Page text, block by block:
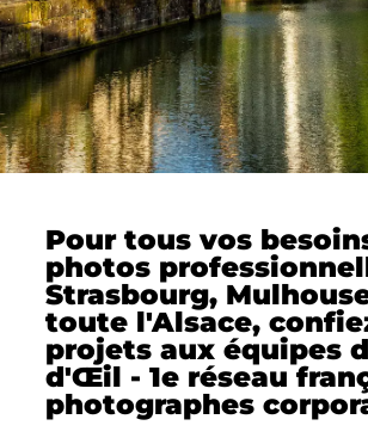
Pour tous vos
photos
Strasbourg,
toute l'Alsace,
projets aux équipes
d'Œil - 1e réseau
photographes